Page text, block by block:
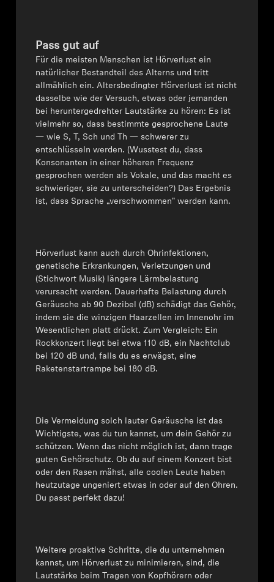
Pass gut auf
Für die meisten Menschen ist Hörverlust ein
natürlicher Bestandteil des Alterns und tritt
allmählich ein. Altersbedingter Hörverlust ist nicht
dasselbe wie der Versuch, etwas oder jemanden
bei heruntergedrehter Lautstärke zu hören: Es ist
vielmehr so, dass bestimmte gesprochene Laute
— wie S, T, Sch und Th — schwerer zu
entschlüsseln werden. (Wusstest du, dass
Konsonanten in einer höheren Frequenz
gesprochen werden als Vokale, und das macht es
schwieriger, sie zu unterscheiden?) Das Ergebnis
ist, dass Sprache „verschwommen" werden kann.
Hörverlust kann auch durch Ohrinfektionen,
genetische Erkrankungen, Verletzungen und
(Stichwort Musik) längere Lärmbelastung
verursacht werden. Dauerhafte Belastung durch
Geräusche ab 90 Dezibel (dB) schädigt das Gehör,
indem sie die winzigen Haarzellen im Innenohr im
Wesentlichen platt drückt. Zum Vergleich: Ein
Rockkonzert liegt bei etwa 110 dB, ein Nachtclub
bei 120 dB und, falls du es erwägst, eine
Raketenstartrampe bei 180 dB.
Die Vermeidung solch lauter Geräusche ist das
Wichtigste, was du tun kannst, um dein Gehör zu
schützen. Wenn das nicht möglich ist, dann trage
guten Gehörschutz. Ob du auf einem Konzert bist
oder den Rasen mähst, alle coolen Leute haben
heutzutage ungeniert etwas in oder auf den Ohren.
Du passt perfekt dazu!
Weitere proaktive Schritte, die du unternehmen
kannst, um Hörverlust zu minimieren, sind, die
Lautstärke beim Tragen von Kopfhörern oder